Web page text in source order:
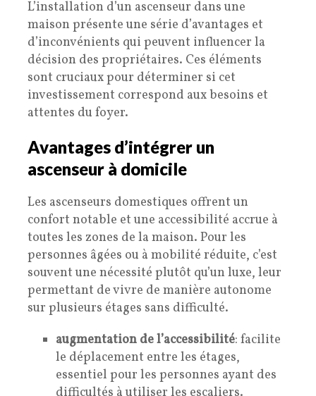
L’installation d’un ascenseur dans une
maison présente une série d’avantages et
d’inconvénients qui peuvent influencer la
décision des propriétaires. Ces éléments
sont cruciaux pour déterminer si cet
investissement correspond aux besoins et
attentes du foyer.
Avantages d’intégrer un
ascenseur à domicile
Les ascenseurs domestiques offrent un
confort notable et une accessibilité accrue à
toutes les zones de la maison. Pour les
personnes âgées ou à mobilité réduite, c’est
souvent une nécessité plutôt qu’un luxe, leur
permettant de vivre de manière autonome
sur plusieurs étages sans difficulté.
augmentation de l’accessibilité: facilite
le déplacement entre les étages,
essentiel pour les personnes ayant des